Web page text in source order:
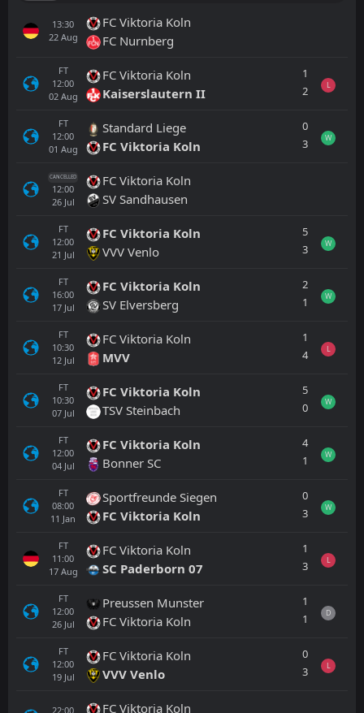
13:30
22 Aug
FC Viktoria Koln
FC Nurnberg
FT
12:00
02 Aug
FC Viktoria Koln
Kaiserslautern II
1
2
L
FT
12:00
01 Aug
Standard Liege
FC Viktoria Koln
0
3
W
CANCELLED
12:00
26 Jul
FC Viktoria Koln
SV Sandhausen
FT
12:00
21 Jul
FC Viktoria Koln
VVV Venlo
5
3
W
FT
16:00
17 Jul
FC Viktoria Koln
SV Elversberg
2
1
W
FT
10:30
12 Jul
FC Viktoria Koln
MVV
1
4
L
FT
10:30
07 Jul
FC Viktoria Koln
TSV Steinbach
5
0
W
FT
12:00
04 Jul
FC Viktoria Koln
Bonner SC
4
1
W
FT
08:00
11 Jan
Sportfreunde Siegen
FC Viktoria Koln
0
3
W
FT
11:00
17 Aug
FC Viktoria Koln
SC Paderborn 07
1
3
L
FT
12:00
26 Jul
Preussen Munster
FC Viktoria Koln
1
1
D
FT
12:00
19 Jul
FC Viktoria Koln
VVV Venlo
0
3
L
22:00 FC Viktoria Koln